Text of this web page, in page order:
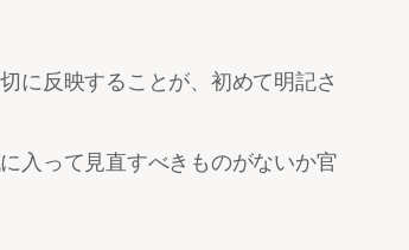
に反映することが、初めて明記さ
入って見直すべきものがないか官